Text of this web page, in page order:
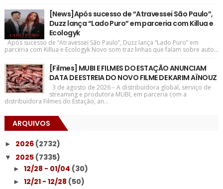
[News]Após sucesso de “Atravessei São Paulo”,
Duzz lança “Lado Puro” em parceria com Killua e
Ecologyk
Após sucesso de “Atravessei São Paulo”, Duzz lança “Lado Puro” em
parceria com Killua e Ecologyk Novo som traz linhas que falam sobre auto...
[Filmes] MUBI E FILMES DO ESTAÇÃO ANUNCIAM
DATA DE ESTREIA DO NOVO FILME DE KARIM AÏNOUZ
3 de agosto de 2026 – A distribuidora global, serviço de
streaming e produtora MUBI, em parceria com a
distribuidora Filmes do Estação, an...
ARQUIVOS
► 2026 (2732)
▼ 2025 (7335)
► 12/28 - 01/04 (30)
► 12/21 - 12/28 (50)